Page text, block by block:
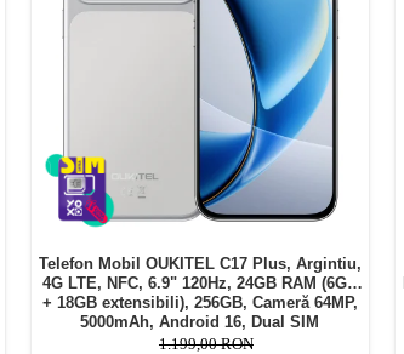
Telefon Mobil OUKITEL C17 Plus, Argintiu,
4G LTE, NFC, 6.9" 120Hz, 24GB RAM (6GB
+ 18GB extensibili), 256GB, Cameră 64MP,
5000mAh, Android 16, Dual SIM
1.199,00 RON